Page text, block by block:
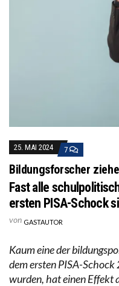
25. MAI 2024 7
Bildungsforscher
Fast alle
ersten PISA-Schock
von GASTAUTOR
Kaum eine der
dem ersten PISA-
wurden, hat einen Effekt